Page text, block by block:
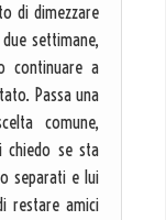
di dimezzare
settimane,
continuare a
Passa una
comune,
chiedo se sta
separati e lui
restare amici